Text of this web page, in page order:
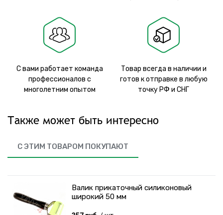
С вами работает команда
профессионалов с
многолетним опытом
Товар всегда в наличии и
готов к отправке в любую
точку РФ и СНГ
Также может быть интересно
С ЭТИМ ТОВАРОМ ПОКУПАЮТ
Валик прикаточный силиконовый
широкий 50 мм